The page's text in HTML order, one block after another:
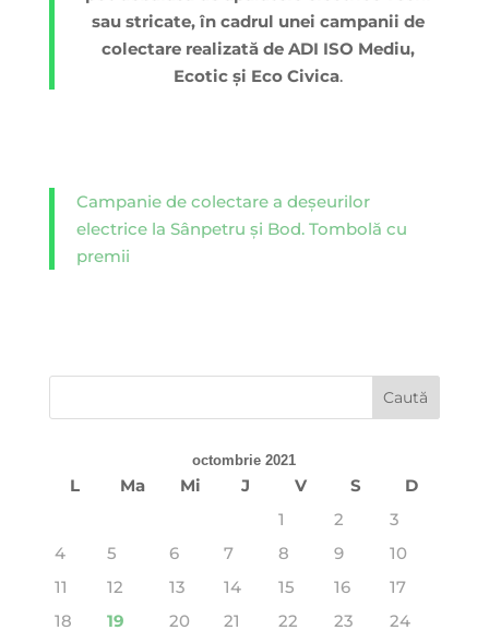
sau stricate, în cadrul unei campanii de
colectare realizată de ADI ISO Mediu,
Ecotic și Eco Civica.
Campanie de colectare a deșeurilor
electrice la Sânpetru și Bod. Tombolă cu
premii
octombrie 2021
L Ma Mi J V S
D
1
2
3
4
5 6 7 8 9
10
11
12 13 14 15 16
17
18
19 20 21 22 23
24